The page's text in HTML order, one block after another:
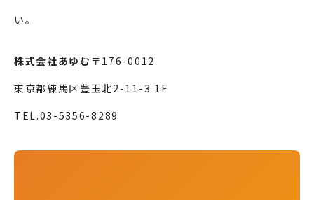
い。
株式会社あゆむ 〒176-0012
東京都練馬区豊玉北2-11-3 1F
TEL.03-5356-8289